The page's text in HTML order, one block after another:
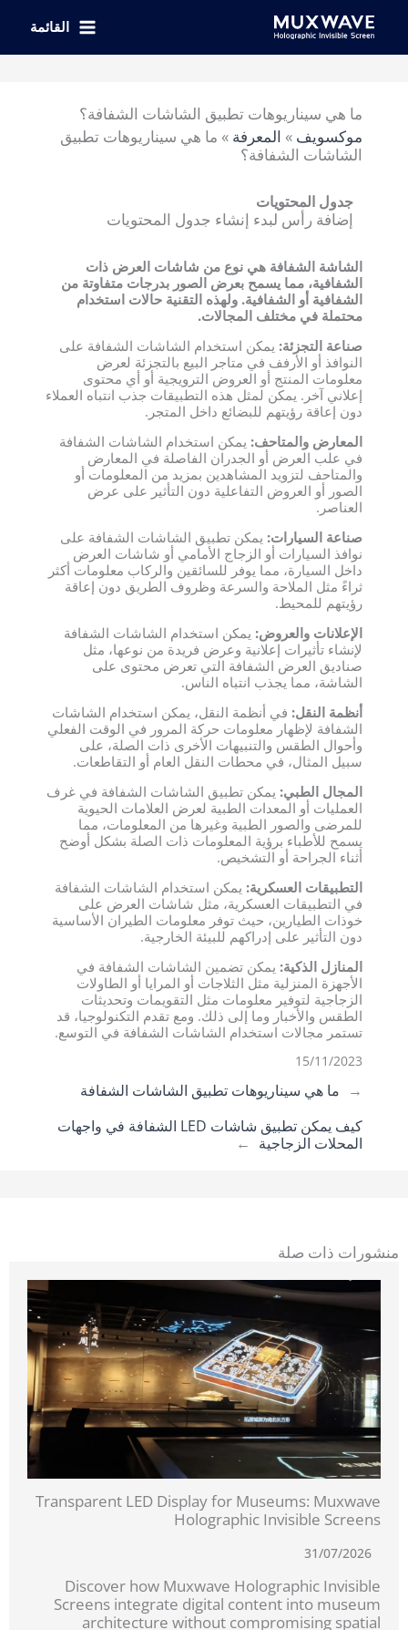
المحتوى
القائمة
ما هي سيناريوهات تطبيق الشاشات الشفافة؟
موكسويف » المعرفة » ما هي سيناريوهات تطبيق
الشاشات الشفافة؟
جدول المحتويات
إضافة رأس لبدء إنشاء جدول المحتويات
الشاشة الشفافة هي نوع من شاشات العرض ذات
الشفافية، مما يسمح بعرض الصور بدرجات متفاوتة من
الشفافية أو الشفافية. ولهذه التقنية حالات استخدام
محتملة في مختلف المجالات.
صناعة التجزئة: يمكن استخدام الشاشات الشفافة على
النوافذ أو الأرفف في متاجر البيع بالتجزئة لعرض
معلومات المنتج أو العروض الترويجية أو أي محتوى
إعلاني آخر. يمكن لمثل هذه التطبيقات جذب انتباه العملاء
دون إعاقة رؤيتهم للبضائع داخل المتجر.
المعارض والمتاحف: يمكن استخدام الشاشات الشفافة
في علب العرض أو الجدران الفاصلة في المعارض
والمتاحف لتزويد المشاهدين بمزيد من المعلومات أو
الصور أو العروض التفاعلية دون التأثير على عرض
العناصر.
صناعة السيارات: يمكن تطبيق الشاشات الشفافة على
نوافذ السيارات أو الزجاج الأمامي أو شاشات العرض
داخل السيارة، مما يوفر للسائقين والركاب معلومات أكثر
ثراءً مثل الملاحة والسرعة وظروف الطريق دون إعاقة
رؤيتهم للمحيط.
الإعلانات والعروض: يمكن استخدام الشاشات الشفافة
لإنشاء تأثيرات إعلانية وعرض فريدة من نوعها، مثل
صناديق العرض الشفافة التي تعرض محتوى على
الشاشة، مما يجذب انتباه الناس.
أنظمة النقل: في أنظمة النقل، يمكن استخدام الشاشات
الشفافة لإظهار معلومات حركة المرور في الوقت الفعلي
وأحوال الطقس والتنبيهات الأخرى ذات الصلة، على
سبيل المثال، في محطات النقل العام أو التقاطعات.
المجال الطبي: يمكن تطبيق الشاشات الشفافة في غرف
العمليات أو المعدات الطبية لعرض العلامات الحيوية
للمرضى والصور الطبية وغيرها من المعلومات، مما
يسمح للأطباء برؤية المعلومات ذات الصلة بشكل أوضح
أثناء الجراحة أو التشخيص.
التطبيقات العسكرية: يمكن استخدام الشاشات الشفافة
في التطبيقات العسكرية، مثل شاشات العرض على
خوذات الطيارين، حيث توفر معلومات الطيران الأساسية
دون التأثير على إدراكهم للبيئة الخارجية.
المنازل الذكية: يمكن تضمين الشاشات الشفافة في
الأجهزة المنزلية مثل الثلاجات أو المرايا أو الطاولات
الزجاجية لتوفير معلومات مثل التقويمات وتحديثات
الطقس والأخبار وما إلى ذلك. ومع تقدم التكنولوجيا، قد
تستمر مجالات استخدام الشاشات الشفافة في التوسع.
15/11/2023
← ما هي سيناريوهات تطبيق الشاشات الشفافة
كيف يمكن تطبيق شاشات LED الشفافة في واجهات
المحلات الزجاجية →
منشورات ذات صلة
Transparent LED Display for Museums: Muxwave
Holographic Invisible Screens
31/07/2026
Discover how Muxwave Holographic Invisible
Screens integrate digital content into museum
architecture without compromising spatial